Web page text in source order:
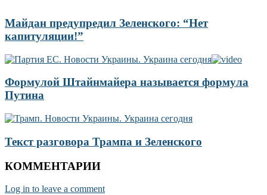
Майдан предупредил Зеленского: “Нет
капитуляции!”
Формулой Штайнмайера называется формула
Путина
Текст разговора Трампа и Зеленского
КОММЕНТАРИИ
Log in to leave a comment